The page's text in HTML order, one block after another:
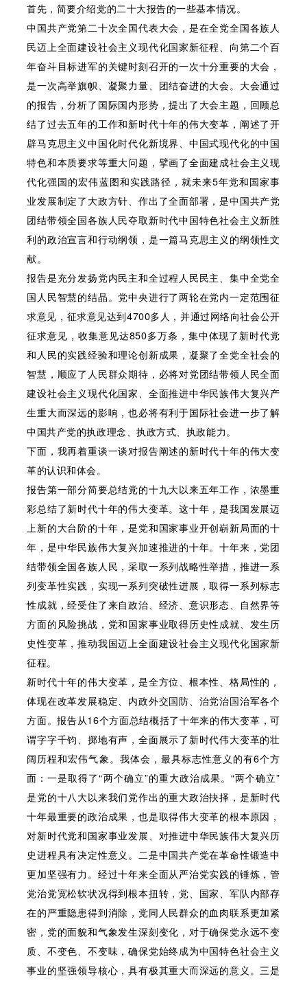
首先，简要介绍党的二十大报告的一些基本情况。
中国共产党第二十次全国代表大会，是在全党全国各族人
民迈上全面建设社会主义现代化国家新征程、向第二个百
年奋斗目标进军的关键时刻召开的一次十分重要的大会，
是一次高举旗帜、凝聚力量、团结奋进的大会。大会通过
的报告，分析了国际国内形势，提出了大会主题，回顾总
结了过去五年的工作和新时代十年的伟大变革，阐述了开
辟马克思主义中国化时代化新境界、中国式现代化的中国
特色和本质要求等重大问题，擘画了全面建成社会主义现
代化强国的宏伟蓝图和实践路径，就未来5年党和国家事
业发展制定了大政方针、作出了全面部署，是中国共产党
团结带领全国各族人民夺取新时代中国特色社会主义新胜
利的政治宣言和行动纲领，是一篇马克思主义的纲领性文
献。
报告是充分发扬党内民主和全过程人民民主、集中全党全
国人民智慧的结晶。党中央进行了两轮在党内一定范围征
求意见，征求意见达到4700多人，并通过网络向社会公开
征求意见，收集意见达850多万条，集中体现了新时代党
和人民的实践经验和理论创新成果，凝聚了全党全社会的
智慧，顺应了人民群众期待，必将对党团结带领人民全面
建设社会主义现代化国家、全面推进中华民族伟大复兴产
生重大而深远的影响，也必将有利于国际社会进一步了解
中国共产党的执政理念、执政方式、执政能力。
下面，我再着重谈一谈对报告阐述的新时代十年的伟大变
革的认识和体会。
报告第一部分简要总结党的十九大以来五年工作，浓墨重
彩总结了新时代十年的伟大变革。这十年，是我国发展迈
上新的大台阶的十年，是党和国家事业开创崭新局面的十
年，是中华民族伟大复兴加速推进的十年。十年来，党团
结带领全国各族人民，采取一系列战略性举措，推进一系
列变革性实践，实现一系列突破性进展，取得一系列标志
性成就，经受住了来自政治、经济、意识形态、自然界等
方面的风险挑战，党和国家事业取得历史性成就、发生历
史性变革，推动我国迈上全面建设社会主义现代化国家新
征程。
新时代十年的伟大变革，是全方位、根本性、格局性的，
体现在改革发展稳定、内政外交国防、治党治国治军各个
方面。报告从16个方面总结概括了十年来的伟大变革，可
谓字字千钧、掷地有声，全面展示了新时代伟大变革的壮
阔历程和宏伟气象。我体会，最具标志性意义的有6个方
面：一是取得了“两个确立”的重大政治成果。“两个确立”
是党的十八大以来我们党作出的重大政治抉择，是新时代
十年最重要的政治成果，也是取得伟大变革的根本原因，
对新时代党和国家事业发展、对推进中华民族伟大复兴历
史进程具有决定性意义。二是中国共产党在革命性锻造中
更加坚强有力。经过十年来全面从严治党实践的锤炼，管
党治党宽松软状况得到根本扭转，党、国家、军队内部存
在的严重隐患得到消除，党同人民群众的血肉联系更加紧
密，党的面貌和气象发生深刻变化，对于确保党永远不变
质、不变色、不变味，确保党始终成为中国特色社会主义
事业的坚强领导核心，具有极其重大而深远的意义。三是